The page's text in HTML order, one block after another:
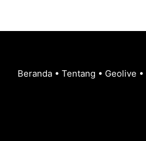
Beranda • Tentang • Geolive •